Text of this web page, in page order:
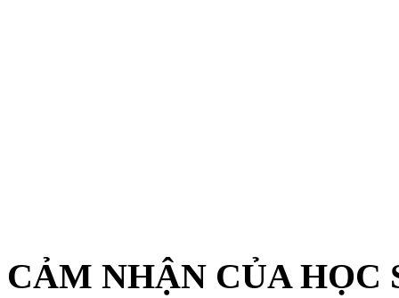
CẢM NHẬN CỦA HỌC